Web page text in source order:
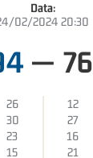
Data:
02/2024 20:30
— 76
26
12
30
27
23
16
15
21